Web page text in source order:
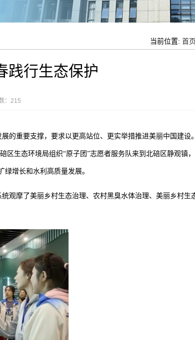
当前位置: 首页
践行生态保护
： 215
的重要支撑，要求以更高站位、更实举措推进美丽中国建设。
区生态环境局组织“原子团”志愿者服务队来到北碚区静观镇
绿增长和水利高质量发展。
观摩了美丽乡村生态治理、农村黑臭水体治理、美丽乡村生